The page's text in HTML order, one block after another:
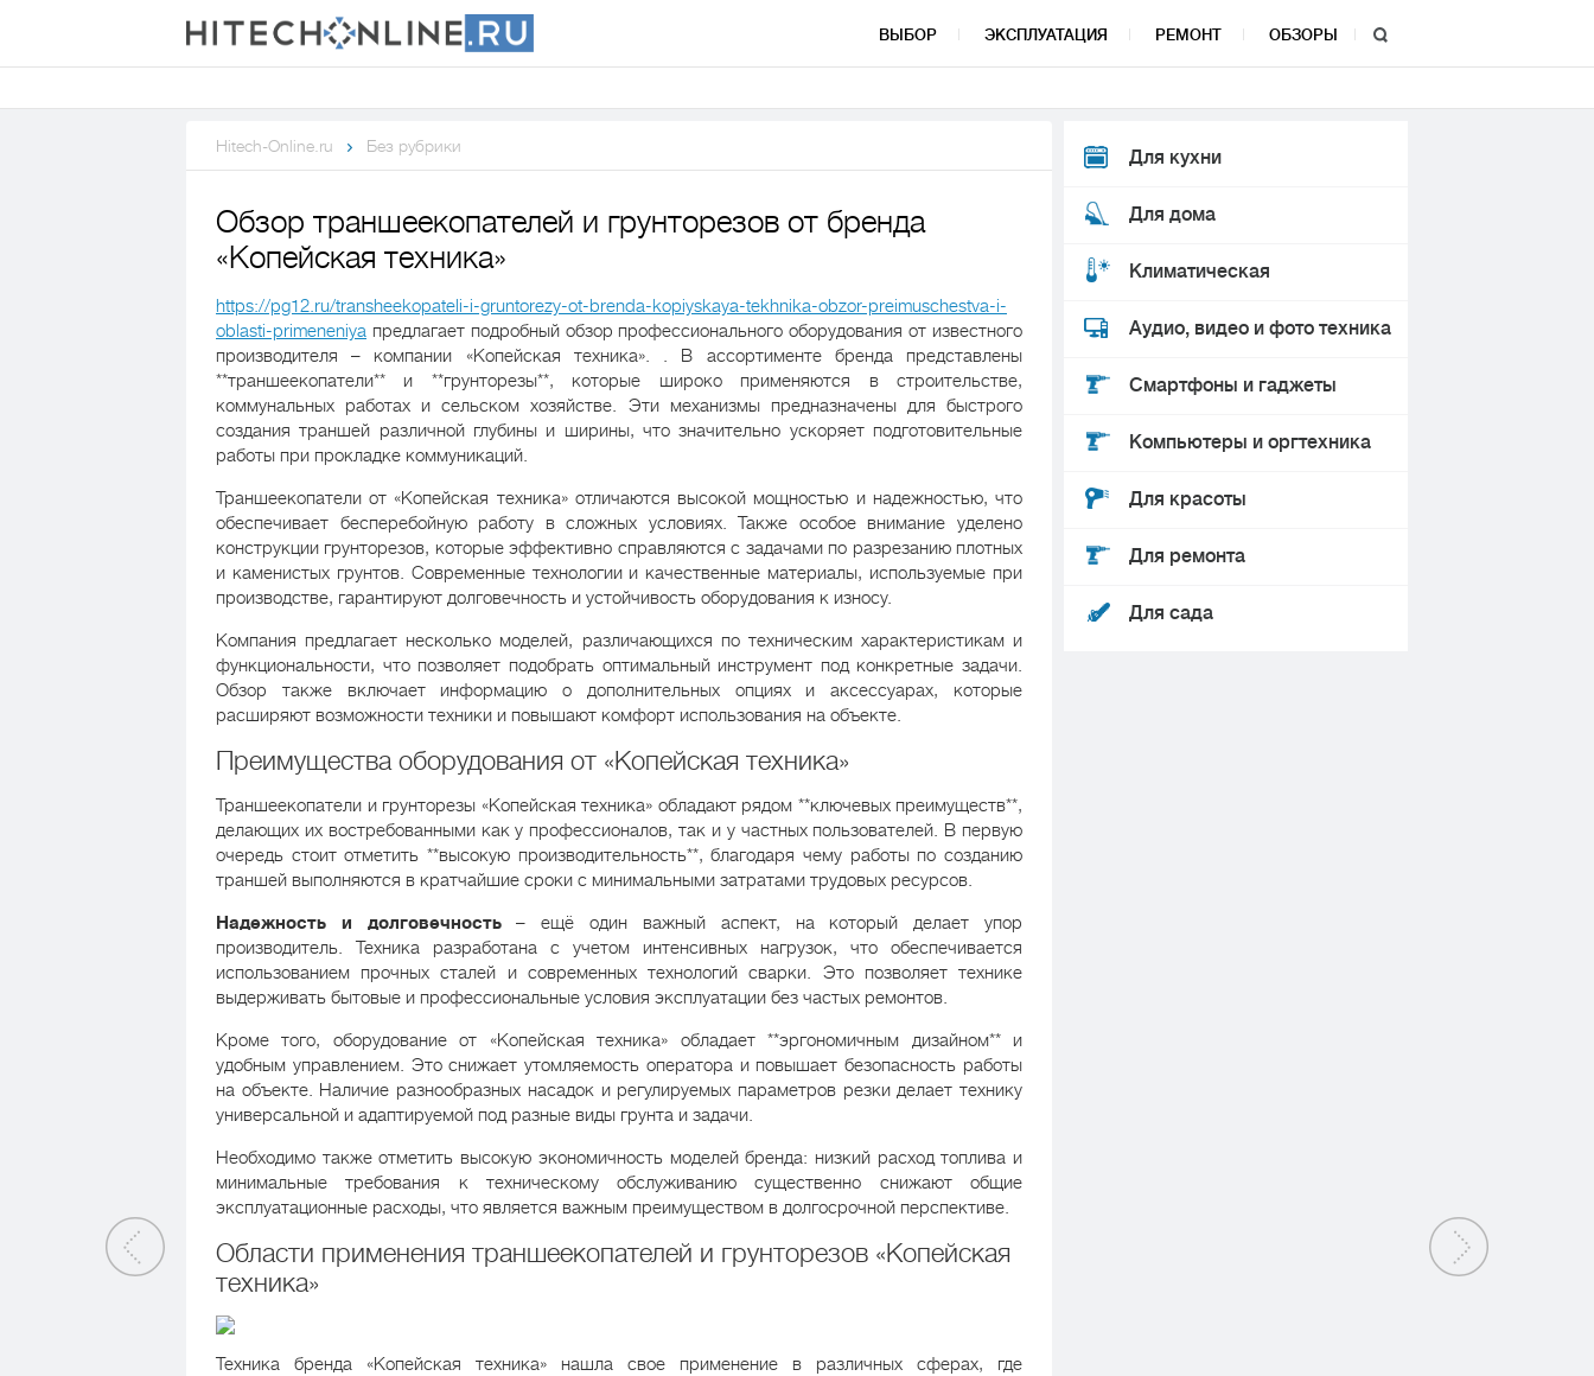
ВЫБОР ЭКСПЛУАТАЦИЯ РЕМОНТ ОБЗОРЫ
Hitech-Online.ru Без рубрики
Обзор траншеекопателей и грунторезов от бренда
«Копейская техника»
https://pg12.ru/transheekopateli-i-gruntorezy-ot-brenda-kopiyskaya-tekhnika-obzor-preimuschestva-i-
oblasti-primeneniya предлагает подробный обзор профессионального оборудования от известного
производителя – компании «Копейская техника». . В ассортименте бренда представлены
**траншеекопатели** и **грунторезы**, которые широко применяются в строительстве,
коммунальных работах и сельском хозяйстве. Эти механизмы предназначены для быстрого
создания траншей различной глубины и ширины, что значительно ускоряет подготовительные
работы при прокладке коммуникаций.
Траншеекопатели от «Копейская техника» отличаются высокой мощностью и надежностью, что
обеспечивает бесперебойную работу в сложных условиях. Также особое внимание уделено
конструкции грунторезов, которые эффективно справляются с задачами по разрезанию плотных
и каменистых грунтов. Современные технологии и качественные материалы, используемые при
производстве, гарантируют долговечность и устойчивость оборудования к износу.
Компания предлагает несколько моделей, различающихся по техническим характеристикам и
функциональности, что позволяет подобрать оптимальный инструмент под конкретные задачи.
Обзор также включает информацию о дополнительных опциях и аксессуарах, которые
расширяют возможности техники и повышают комфорт использования на объекте.
Преимущества оборудования от «Копейская техника»
Траншеекопатели и грунторезы «Копейская техника» обладают рядом **ключевых преимуществ**,
делающих их востребованными как у профессионалов, так и у частных пользователей. В первую
очередь стоит отметить **высокую производительность**, благодаря чему работы по созданию
траншей выполняются в кратчайшие сроки с минимальными затратами трудовых ресурсов.
Надежность и долговечность– ещё один важный аспект, на который делает упор
производитель. Техника разработана с учетом интенсивных нагрузок, что обеспечивается
использованием прочных сталей и современных технологий сварки. Это позволяет технике
выдерживать бытовые и профессиональные условия эксплуатации без частых ремонтов.
Кроме того, оборудование от «Копейская техника» обладает **эргономичным дизайном** и
удобным управлением. Это снижает утомляемость оператора и повышает безопасность работы
на объекте. Наличие разнообразных насадок и регулируемых параметров резки делает технику
универсальной и адаптируемой под разные виды грунта и задачи.
Необходимо также отметить высокую экономичность моделей бренда: низкий расход топлива и
минимальные требования к техническому обслуживанию существенно снижают общие
эксплуатационные расходы, что является важным преимуществом в долгосрочной перспективе.
Области применения траншеекопателей и грунторезов «Копейская
техника»
Техника бренда «Копейская техника» нашла свое применение в различных сферах, где
Для кухни
Для дома
Климатическая
Аудио, видео и фото техника
Смартфоны и гаджеты
Компьютеры и оргтехника
Для красоты
Для ремонта
Для сада